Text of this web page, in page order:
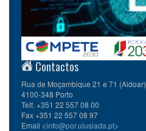
Contactos
Rua de Moçambique 21 e 71 (Aldoar)
4100-348 Porto
Telf. +351 22 557 08 00
Fax +351 22 557 08 97
Email <info@por.ulusiada.pt>